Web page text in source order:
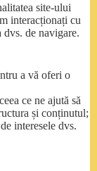
site-ului
interacționați cu
de navigare.
a vă oferi o
ce ne ajută să
și conținutul;
interesele dvs.